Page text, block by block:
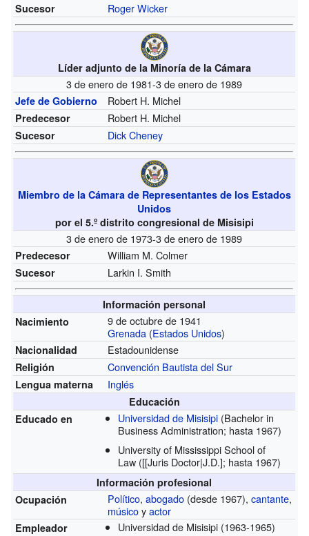
Sucesor Roger Wicker
Líder adjunto de la Minoría de la Cámara
3 de enero de 1981-3 de enero de 1989
Jefe de Gobierno Robert H. Michel
Predecesor Robert H. Michel
Sucesor Dick Cheney
Miembro de la Cámara de Representantes de los Estados
Unidos
por el 5.º distrito congresional de Misisipi
3 de enero de 1973-3 de enero de 1989
Predecesor William M. Colmer
Sucesor Larkin I. Smith
Información personal
Nacimiento
9 de octubre de 1941
Grenada (Estados Unidos)
Nacionalidad Estadounidense
Religión Convención Bautista del Sur
Lengua materna Inglés
Educación
Educado en
Universidad de Misisipi (Bachelor in
Business Administration; hasta 1967)
University of Mississippi School of
Law ([[Juris Doctor|J.D.]; hasta 1967)
Información profesional
Ocupación
Político,abogado (desde 1967),cantante,
músicoyactor
Empleador Universidad de Misisipi (1963-1965)